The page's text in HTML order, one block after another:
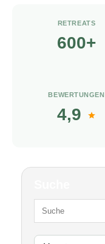
RETREATS
600+
BEWERTUNGEN
4,9